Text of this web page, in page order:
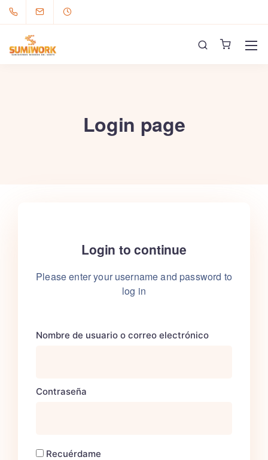
Login page
Login to continue
Please enter your usernameand password to
log in
Nombre de usuario o correo electrónico
Contraseña
Recuérdame